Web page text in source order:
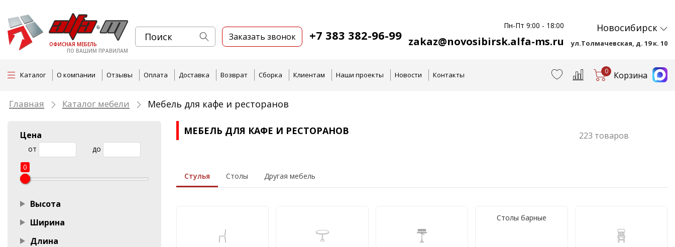
ОФИСНАЯ МЕБЕЛЬ
ПО ВАШИМ ПРАВИЛАМ
Заказать звонок +7 383 382-96-99
Пн-Пт 9:00 - 18:00
zakaz@novosibirsk.alfa-ms.ru
Новосибирск
ул.Толмачевская, д. 19 к. 10
Каталог О компании Отзывы Оплата Доставка Возврат Сборка Клиентам Наши проекты Новости Контакты 0 Корзина
Главная Каталог мебели Мебель для кафе и ресторанов
Цена
от
до
0
Высота
Ширина
Длина
МЕБЕЛЬ ДЛЯ КАФЕ И РЕСТОРАНОВ 223 товаров
Стулья Столы Другая мебель
Столы барные